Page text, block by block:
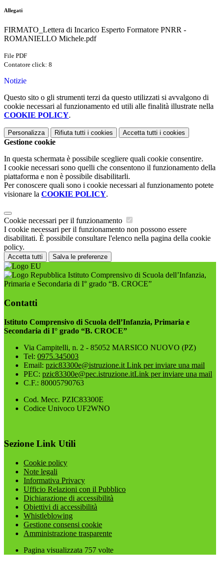
Allegati
FIRMATO_Lettera di Incarico Esperto Formatore PNRR -
ROMANIELLO Michele.pdf
File PDF
Contatore click: 8
Notizie
Questo sito o gli strumenti terzi da questo utilizzati si avvalgono di
cookie necessari al funzionamento ed utili alle finalità illustrate nella
COOKIE POLICY.
Personalizza Rifiuta tutti i cookies Accetta tutti i cookies
Gestione cookie
In questa schermata è possibile scegliere quali cookie consentire.
I cookie necessari sono quelli che consentono il funzionamento della
piattaforma e non è possibile disabilitarli.
Per conoscere quali sono i cookie necessari al funzionamento potete
visionare la COOKIE POLICY.
Cookie necessari per il funzionamento
I cookie necessari per il funzionamento non possono essere
disabilitati. È possibile consultare l'elenco nella pagina della cookie
policy.
Accetta tutti Salva le preferenze
Istituto Comprensivo di Scuola dell’Infanzia,
Primaria e Secondaria di I° grado “B. CROCE”
Contatti
Istituto Comprensivo di Scuola dell’Infanzia, Primaria e
Secondaria di I° grado “B. CROCE”
Via Campitelli, n. 2 - 85052 MARSICO NUOVO (PZ)
Tel: 0975.345003
Email: pzic83300e@istruzione.it Link per inviare una mail
PEC: pzic83300e@pec.istruzione.itLink per inviare una mail
C.F.: 80005790763
Cod. Mecc. PZIC83300E
Codice Univoco UF2WNO
Sezione Link Utili
Cookie policy
Note legali
Informativa Privacy
Ufficio Relazioni con il Pubblico
Dichiarazione di accessibilità
Obiettivi di accessibilità
Whistleblowing
Gestione consensi cookie
Amministrazione trasparente
Pagina visualizzata 757 volte